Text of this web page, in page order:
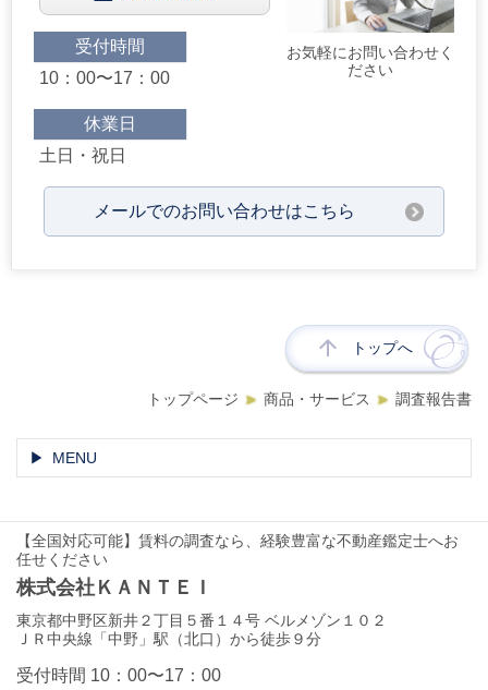
お気軽にお問い合わせく
ださい
受付時間
10：00〜17：00
休業日
土日・祝日
メールでのお問い合わせはこちら
トップへ
トップページ 商品・サービス 調査報告書
MENU
【全国対応可能】賃料の調査なら、経験豊富な不動産鑑定士へお
任せください
株式会社ＫＡＮＴＥＩ
東京都中野区新井２丁目５番１４号 ベルメゾン１０２
ＪＲ中央線「中野」駅（北口）から徒歩９分
受付時間 10：00〜17：00